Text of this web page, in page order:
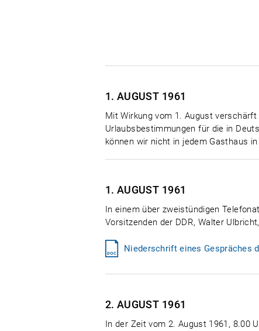
1. AUGUST 1961
Mit Wirkung vom 1. August verschärft
Urlaubsbestimmungen für die in
können wir nicht in jedem Gasthaus
1. AUGUST 1961
In einem über zweistündigen
Vorsitzenden der DDR, Walter
Niederschrift eines Gespräches
2. AUGUST 1961
In der Zeit vom 2. August 1961, 8.00